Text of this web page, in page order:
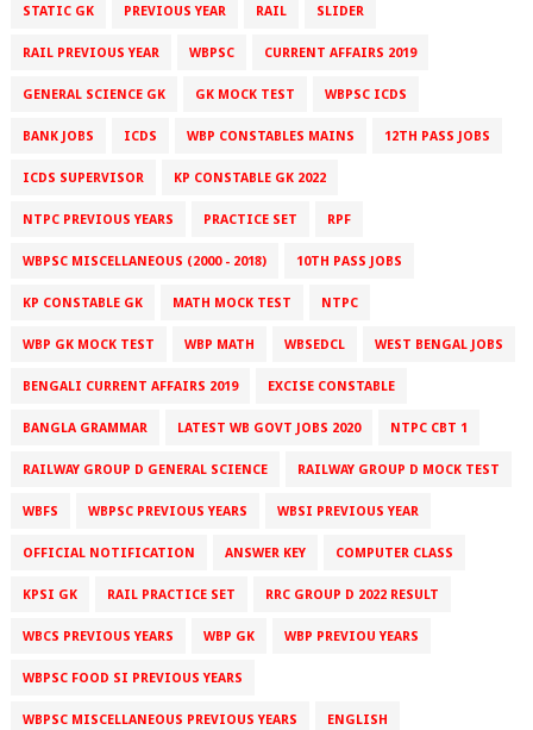
STATIC GK PREVIOUS YEAR RAIL SLIDER
RAIL PREVIOUS YEAR WBPSC CURRENT AFFAIRS 2019
GENERAL SCIENCE GK GK MOCK TEST WBPSC ICDS
BANK JOBS ICDS WBP CONSTABLES MAINS 12TH PASS JOBS
ICDS SUPERVISOR KP CONSTABLE GK 2022
NTPC PREVIOUS YEARS PRACTICE SET RPF
WBPSC MISCELLANEOUS (2000 - 2018) 10TH PASS JOBS
KP CONSTABLE GK MATH MOCK TEST NTPC
WBP GK MOCK TEST WBP MATH WBSEDCL WEST BENGAL JOBS
BENGALI CURRENT AFFAIRS 2019 EXCISE CONSTABLE
BANGLA GRAMMAR LATEST WB GOVT JOBS 2020 NTPC CBT 1
RAILWAY GROUP D GENERAL SCIENCE RAILWAY GROUP D MOCK TEST
WBFS WBPSC PREVIOUS YEARS WBSI PREVIOUS YEAR
OFFICIAL NOTIFICATION ANSWER KEY COMPUTER CLASS
KPSI GK RAIL PRACTICE SET RRC GROUP D 2022 RESULT
WBCS PREVIOUS YEARS WBP GK WBP PREVIOU YEARS
WBPSC FOOD SI PREVIOUS YEARS
WBPSC MISCELLANEOUS PREVIOUS YEARS ENGLISH